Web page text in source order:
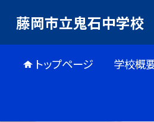
藤岡市立鬼石中学校
トップページ 学校概